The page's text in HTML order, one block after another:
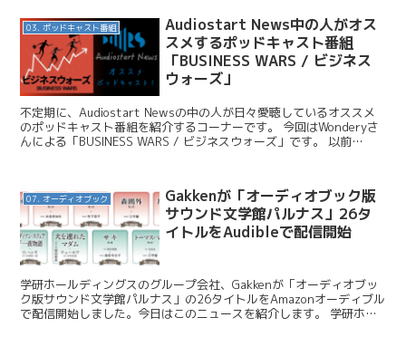
03. ポッドキャスト番組
Audiostart News中の人がオス
スメするポッドキャスト番組
「BUSINESS WARS / ビジネス
ウォーズ」
不定期に、Audiostart Newsの中の人が日々愛聴しているオススメ
のポッドキャスト番組を紹介するコーナーです。 今回はWonderyさ
んによる「BUSINESS WARS / ビジネスウォーズ」です。 以前
07. オーディオブック
Gakkenが「オーディオブック版
サウンド文学館パルナス」26タ
イトルをAudibleで配信開始
学研ホールディングスのグループ会社、Gakkenが「オーディオブッ
ク版サウンド文学館パルナス」の26タイトルをAmazonオーディブル
で配信開始しました。今日はこのニュースを紹介します。 学研ホー